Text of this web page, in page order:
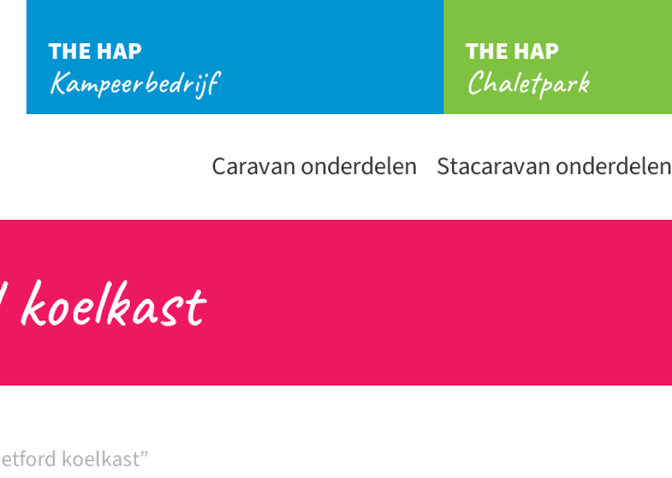
THE HAP
Kampeerbedrijf
THE HAP
Chaletpark
Caravan onderdelen Stacaravan onderdelen
koelkast”